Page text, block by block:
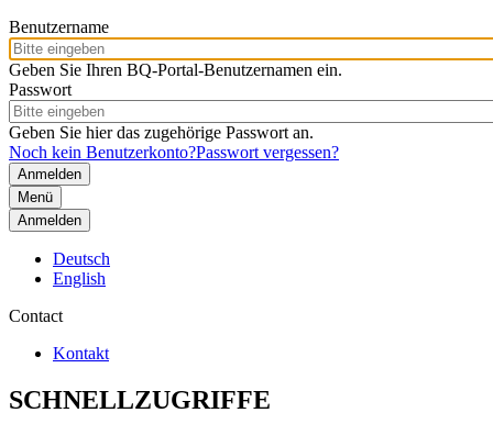
Benutzername
Geben Sie Ihren BQ-Portal-Benutzernamen ein.
Passwort
Geben Sie hier das zugehörige Passwort an.
Noch kein Benutzerkonto?Passwort vergessen?
Menü
Anmelden
Deutsch
English
Contact
Kontakt
SCHNELLZUGRIFFE